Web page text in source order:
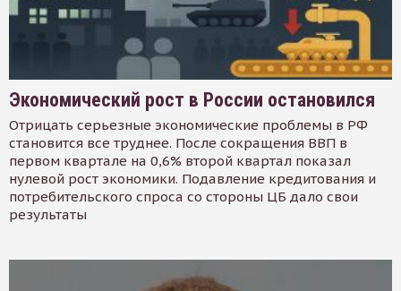
Экономический рост в России остановился
Отрицать серьезные экономические проблемы в РФ
становится все труднее. После сокращения ВВП в
первом квартале на 0,6% второй квартал показал
нулевой рост экономики. Подавление кредитования и
потребительского спроса со стороны ЦБ дало свои
результаты